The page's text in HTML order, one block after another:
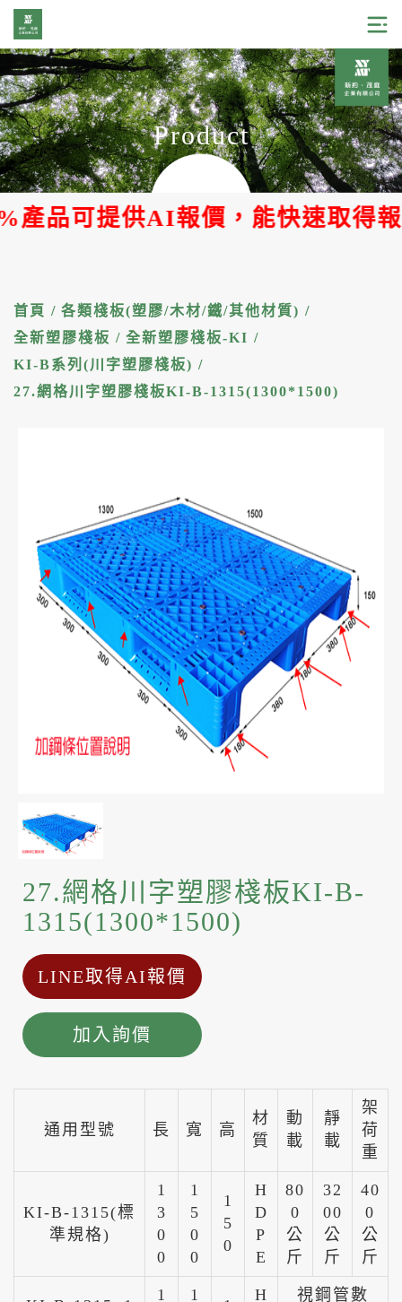
Product
提供AI報價，能快速取得報價單
首頁 / 各類棧板(塑膠/木材/鐵/其他材質) /
全新塑膠棧板 / 全新塑膠棧板-KI /
KI-B系列(川字塑膠棧板) /
27.網格川字塑膠棧板KI-B-1315(1300*1500)
27.網格川字塑膠棧板KI-B-
1315(1300*1500)
LINE取得AI報價
加入詢價
通用型號 長 寬 高
材
質
動
載
靜
載
架
荷
重
KI-B-1315(標
準規格)
1
3
0
0
1
5
0
0
1
5
0
H
D
P
E
80
0
公
斤
32
00
公
斤
40
0
公
斤
1
1
H
視鋼管數